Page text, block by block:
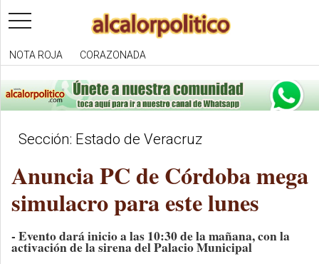
toggle
navigation
NOTA ROJA CORAZONADA
Sección: Estado de Veracruz
Anuncia PC de Córdoba mega
simulacro para este lunes
- Evento dará inicio a las 10:30 de la mañana, con la
activación de la sirena del Palacio Municipal